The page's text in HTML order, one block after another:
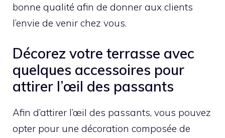
bonne qualité afin de donner aux clients
l’envie de venir chez vous.
Décorez votre terrasse avec
quelques accessoires pour
attirer l’œil des passants
Afin d’attirer l’œil des passants, vous pouvez
opter pour une décoration composée de